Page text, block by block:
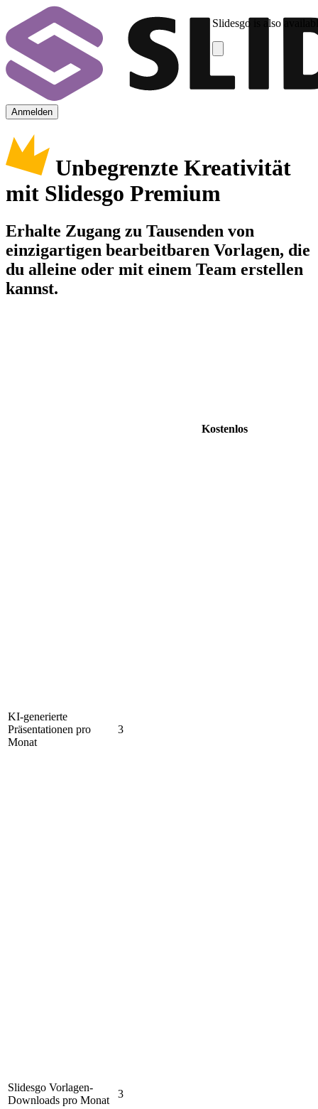
Slidesgo is also
Anmelden
Unbegrenzte Kreativität
mit Slidesgo Premium
Erhalte Zugang zu Tausenden von
einzigartigen bearbeitbaren Vorlagen, die
du alleine oder mit einem Team erstellen
kannst.
Kostenlos
KI-generierte
Präsentationen pro
Monat
3
Slidesgo Vorlagen-
Downloads pro Monat
3